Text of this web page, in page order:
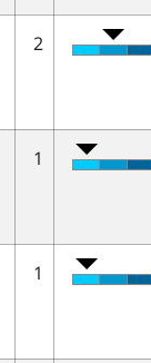
2
1
1